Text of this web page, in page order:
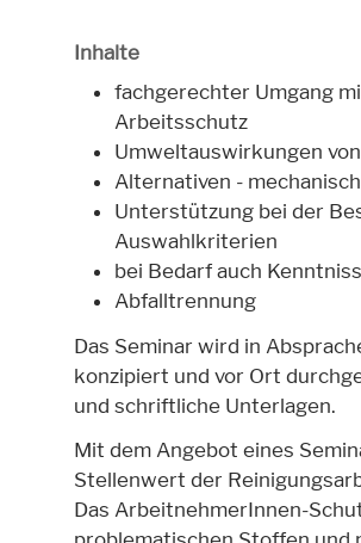
Inhalte
fachgerechter Umgang
Arbeitsschutz
Umweltauswirkungen
Alternativen -
Unterstützung bei der
Auswahlkriterien
bei Bedarf auch
Abfalltrennung
Das Seminar wird in
konzipiert und vor Ort
und schriftliche Unterlagen.
Mit dem Angebot eines
Stellenwert der
Das ArbeitnehmerInnen-